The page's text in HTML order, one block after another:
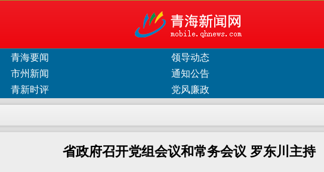
青海要闻 领导动态
市州新闻 通知公告
青新时评 党风廉政
省政府召开党组会议和常务会议 罗东川主持